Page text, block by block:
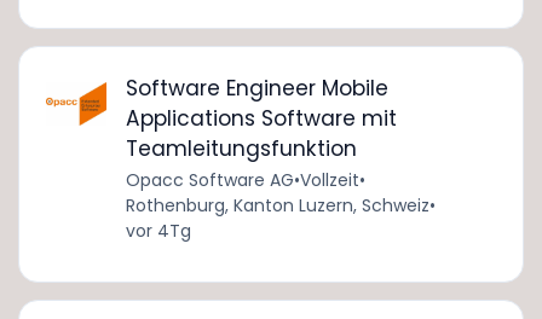
Software Engineer Mobile
Applications Software mit
Teamleitungsfunktion
Opacc Software AG•Vollzeit•
Rothenburg, Kanton Luzern, Schweiz•
vor 4Tg